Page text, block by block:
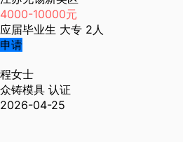
4000-10000元
应届毕业生 大专 2人
申请
程女士
众铸模具 认证
2026-04-25